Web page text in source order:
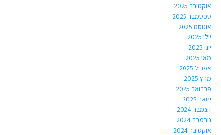
אוקטובר 2025
ספטמבר 2025
אוגוסט 2025
יולי 2025
יוני 2025
מאי 2025
אפריל 2025
מרץ 2025
פברואר 2025
ינואר 2025
דצמבר 2024
נובמבר 2024
אוקטובר 2024